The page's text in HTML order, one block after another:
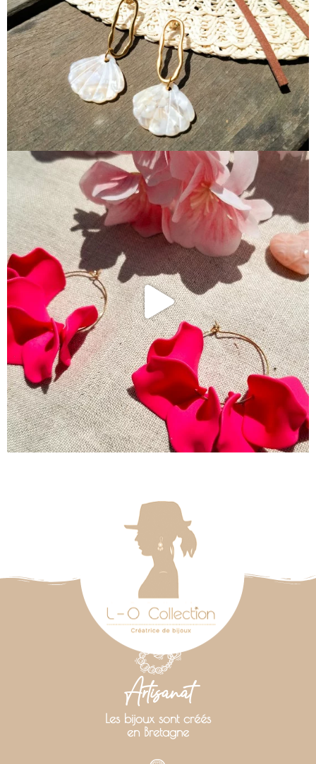
Artisanat
Les bijoux sont créés
en Bretagne